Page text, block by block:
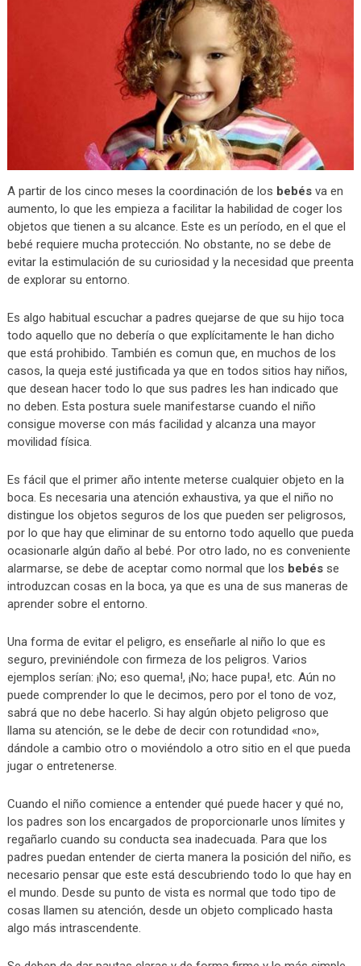
A partir de los cinco meses la coordinación de los bebés va en
aumento, lo que les empieza a facilitar la habilidad de coger los
objetos que tienen a su alcance. Este es un período, en el que el
bebé requiere mucha protección. No obstante, no se debe de
evitar la estimulación de su curiosidad y la necesidad que preenta
de explorar su entorno.
Es algo habitual escuchar a padres quejarse de que su hijo toca
todo aquello que no debería o que explícitamente le han dicho
que está prohibido. También es comun que, en muchos de los
casos, la queja esté justificada ya que en todos sitios hay niños,
que desean hacer todo lo que sus padres les han indicado que
no deben. Esta postura suele manifestarse cuando el niño
consigue moverse con más facilidad y alcanza una mayor
movilidad física.
Es fácil que el primer año intente meterse cualquier objeto en la
boca. Es necesaria una atención exhaustiva, ya que el niño no
distingue los objetos seguros de los que pueden ser peligrosos,
por lo que hay que eliminar de su entorno todo aquello que pueda
ocasionarle algún daño al bebé. Por otro lado, no es conveniente
alarmarse, se debe de aceptar como normal que los bebésse
introduzcan cosas en la boca, ya que es una de sus maneras de
aprender sobre el entorno.
Una forma de evitar el peligro, es enseñarle al niño lo que es
seguro, previniéndole con firmeza de los peligros. Varios
ejemplos serían: ¡No; eso quema!, ¡No; hace pupa!, etc. Aún no
puede comprender lo que le decimos, pero por el tono de voz,
sabrá que no debe hacerlo. Si hay algún objeto peligroso que
llama su atención, se le debe de decir con rotundidad «no»,
dándole a cambio otro o moviéndolo a otro sitio en el que pueda
jugar o entretenerse.
Cuando el niño comience a entender qué puede hacer y qué no,
los padres son los encargados de proporcionarle unos límites y
regañarlo cuando su conducta sea inadecuada. Para que los
padres puedan entender de cierta manera la posición del niño, es
necesario pensar que este está descubriendo todo lo que hay en
el mundo. Desde su punto de vista es normal que todo tipo de
cosas llamen su atención, desde un objeto complicado hasta
algo más intrascendente.